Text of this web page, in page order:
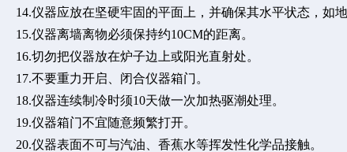
14.仪器应放在坚硬牢固的平面上，并确保其水平状态，如
15.仪器离墙离物必须保持约10CM的距离。
16.切勿把仪器放在炉子边上或阳光直射处。
17.不要重力开启、闭合仪器箱门。
18.仪器连续制冷时须10天做一次加热驱潮处理。
19.仪器箱门不宜随意频繁打开。
20.仪器表面不可与汽油、香蕉水等挥发性化学品接触。